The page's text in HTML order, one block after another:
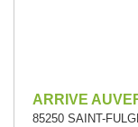
ARRIVE
85250 SAINT-